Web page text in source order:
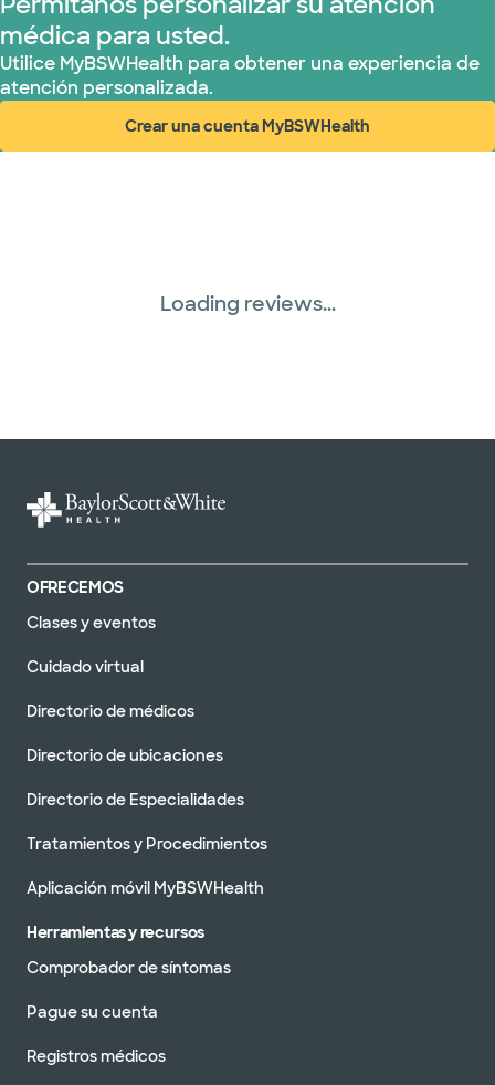
médica para usted.
Utilice MyBSWHealth para obtener una experiencia de
atención personalizada.
Crear una cuenta MyBSWHealth
(abre en ventana nueva)
Loading reviews...
OFRECEMOS
Clases y eventos
Cuidado virtual
Directorio de médicos
Directorio de ubicaciones
Directorio de Especialidades
Tratamientos y Procedimientos
Aplicación móvil MyBSWHealth
Herramientas y recursos
Comprobador de síntomas
Pague su cuenta
Registros médicos